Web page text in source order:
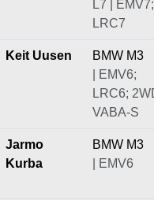
L7 | EMV7;
LRC7
Keit Uusen
BMW M3
| EMV6;
LRC6;
VABA-S
Jarmo
Kurba
BMW M3
| EMV6